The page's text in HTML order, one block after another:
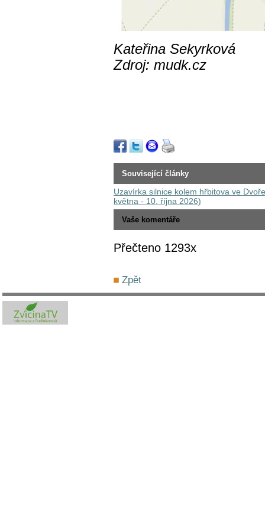
Kateřina Sekyrková
Zdroj: mudk.cz
Související články
Uzavírka silnice kolem hřbitova ve
května - 10. října 2026)
Vaše komentáře
Přečteno 1293x
Zpět